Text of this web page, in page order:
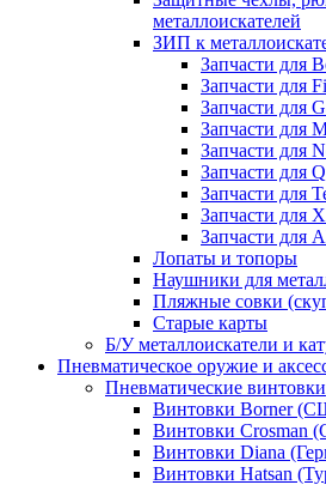
металлоискателей
ЗИП к
Запчасти для
Запчасти для
Запчасти для
Запчасти для
Запчасти для
Запчасти для
Запчасти для
Запчасти для
Запчасти для
Лопаты и топоры
Наушники для
Пляжные совки
Старые карты
Б/У металлоискатели и
Пневматическое оружие и
Пневматические винтовки
Винтовки Borner
Винтовки Crosman
Винтовки Diana
Винтовки Hatsan